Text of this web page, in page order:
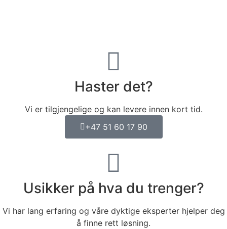
Haster det?
Vi er tilgjengelige og kan levere innen kort tid.
+47 51 60 17 90
Usikker på hva du trenger?
Vi har lang erfaring og våre dyktige eksperter hjelper deg
å finne rett løsning.